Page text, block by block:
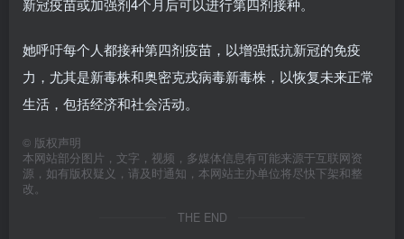
新冠疫苗或加强剂4个月后可以进行第四剂接种。
她呼吁每个人都接种第四剂疫苗，以增强抵抗新冠的免疫
力，尤其是新毒株和奥密克戎病毒新毒株，以恢复未来正常
生活，包括经济和社会活动。
© 版权声明
本网站部分图片，文字，视频，多媒体信息有可能来源于互联网资
源，如有版权疑义，请及时通知，本网站主办单位将尽快下架和整
改。
THE END